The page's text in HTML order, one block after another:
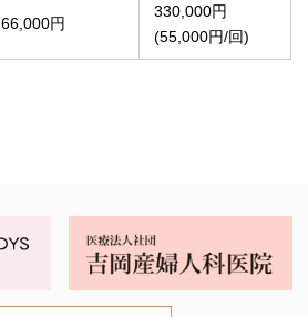
66,000円
330,000円
(55,000円/回)